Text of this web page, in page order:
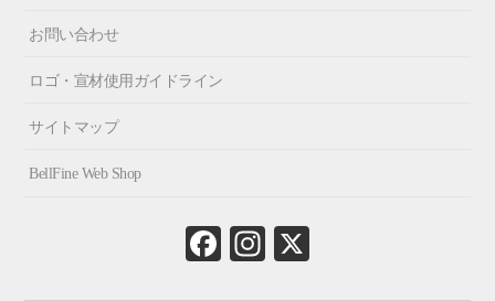
お問い合わせ
ロゴ・宣材使用ガイドライン
サイトマップ
BellFine Web Shop
Fa
ce
In
st